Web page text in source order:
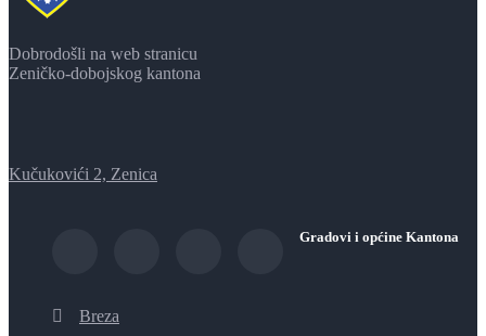
Dobrodošli na web stranicu
Zeničko-dobojskog kantona
Kučukovići 2, Zenica
Gradovi i općine Kantona
Breza